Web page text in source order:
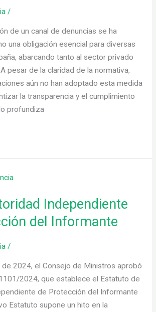
/
de un canal de denuncias se ha
una obligación esencial para diversas
abarcando tanto al sector privado
pesar de la claridad de la normativa,
aún no han adoptado esta medida
la transparencia y el cumplimiento
profundiza
Independiente
del Informante
/
2024, el Consejo de Ministros aprobó
2024, que establece el Estatuto de
de Protección del Informante
Estatuto supone un hito en la